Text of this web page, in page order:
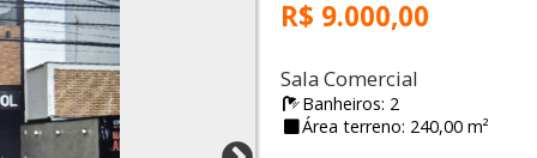
R$ 9.000,00
Sala Comercial
Banheiros: 2
Área terreno: 240,00 m²